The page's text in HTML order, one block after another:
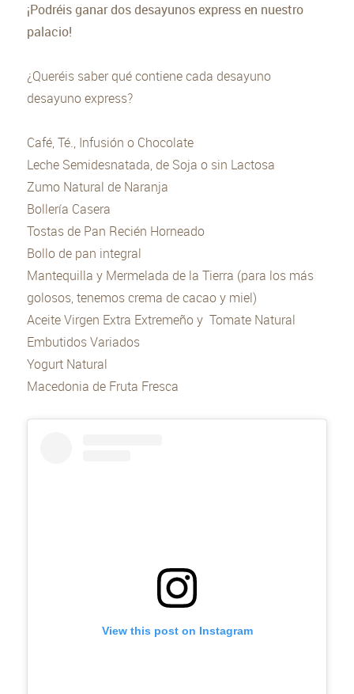
¡Podréis ganar dos desayunos express en nuestro
palacio!
¿Queréis saber qué contiene cada desayuno
desayuno express?
Café, Té., Infusión o Chocolate
Leche Semidesnatada, de Soja o sin Lactosa
Zumo Natural de Naranja
Bollería Casera
Tostas de Pan Recién Horneado
Bollo de pan integral
Mantequilla y Mermelada de la Tierra (para los más
golosos, tenemos crema de cacao y miel)
Aceite Virgen Extra Extremeño y Tomate Natural
Embutidos Variados
Yogurt Natural
Macedonia de Fruta Fresca
View this post on Instagram